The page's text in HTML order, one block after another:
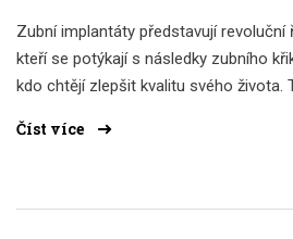
Zubní implantáty představují revoluční
kteří se potýkají s následky zubního
kdo chtějí zlepšit kvalitu svého života.
výhodné a jak mohou změnit váš denní
Číst více